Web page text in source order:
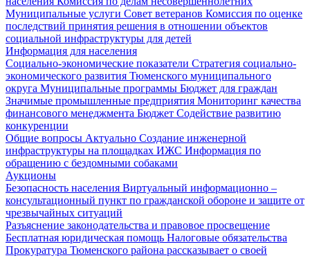
Муниципальные услуги Совет ветеранов Комиссия по оценке
последствий принятия решения в отношении объектов
социальной инфраструктуры для детей
Информация для населения
Социально-экономические показатели Стратегия социально-
экономического развития Тюменского муниципального
округа Муниципальные программы Бюджет для граждан
Значимые промышленные предприятия Мониторинг качества
финансового менеджмента Бюджет Содействие развитию
конкуренции
Общие вопросы Актуально Создание инженерной
инфраструктуры на площадках ИЖС Информация по
обращению с бездомными собаками
Аукционы
Безопасность населения Виртуальный информационно –
консультационный пункт по гражданской обороне и защите от
чрезвычайных ситуаций
Разъяснение законодательства и правовое просвещение
Бесплатная юридическая помощь Налоговые обязательства
Прокуратура Тюменского района рассказывает о своей